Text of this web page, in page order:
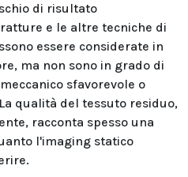
di risultato
e le altre tecniche di
essere considerate in
ma non sono in grado di
sfavorevole o
qualità del tessuto residuo,
racconta spesso una
l'imaging statico